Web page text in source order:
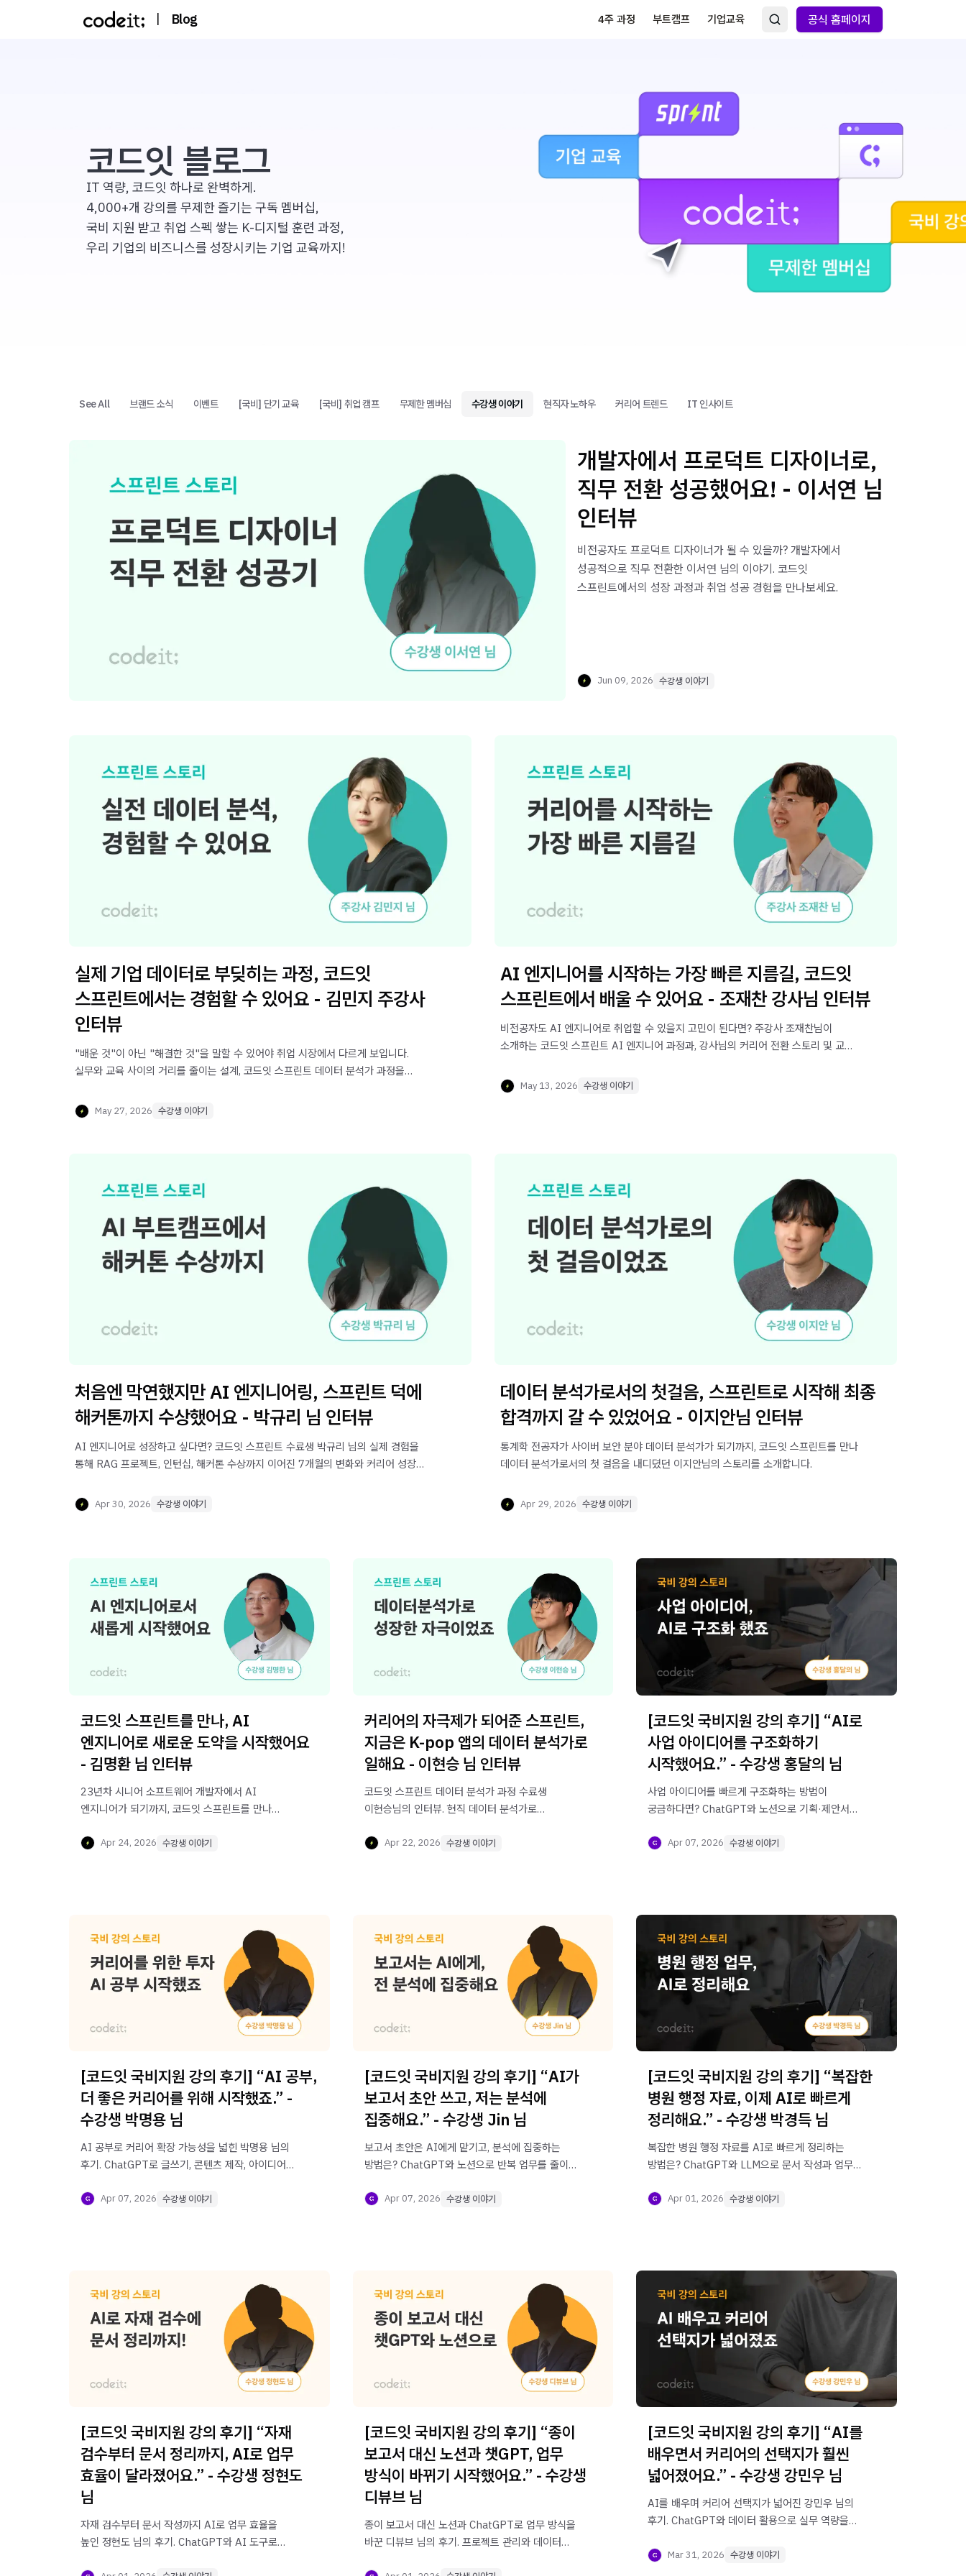
| Blog 4주 과정 부트캠프 기업교육 공식 홈페이지
코드잇 블로그
IT 역량, 코드잇 하나로 완벽하게.
4,000+개 강의를 무제한 즐기는 구독 멤버십,
국비 지원 받고 취업 스펙 쌓는 K-디지털 훈련 과정,
우리 기업의 비즈니스를 성장시키는 기업 교육까지!
See All 브랜드 소식 이벤트 [국비] 단기 교육 [국비] 취업 캠프 무제한 멤버십 수강생 이야기 현직자 노하우 커리어 트렌드 IT 인사이트
개발자에서 프로덕트 디자이너로,
직무 전환 성공했어요! - 이서연 님
인터뷰
비전공자도 프로덕트 디자이너가 될 수 있을까? 개발자에서
성공적으로 직무 전환한 이서연 님의 이야기. 코드잇
스프린트에서의 성장 과정과 취업 성공 경험을 만나보세요.
Jun 09, 2026 수강생 이야기
실제 기업 데이터로 부딪히는 과정, 코드잇
스프린트에서는 경험할 수 있어요 - 김민지 주강사
인터뷰
"배운 것"이 아닌 "해결한 것"을 말할 수 있어야 취업 시장에서 다르게 보입니다.
실무와 교육 사이의 거리를 줄이는 설계, 코드잇 스프린트 데이터 분석가 과정을
May 27, 2026 수강생 이야기
AI 엔지니어를 시작하는 가장 빠른 지름길, 코드잇
스프린트에서 배울 수 있어요 - 조재찬 강사님 인터뷰
비전공자도 AI 엔지니어로 취업할 수 있을지 고민이 된다면? 주강사 조재찬님이
소개하는 코드잇 스프린트 AI 엔지니어 과정과, 강사님의 커리어 전환 스토리 및 교육
May 13, 2026 수강생 이야기
처음엔 막연했지만 AI 엔지니어링, 스프린트 덕에
해커톤까지 수상했어요 - 박규리 님 인터뷰
AI 엔지니어로 성장하고 싶다면? 코드잇 스프린트 수료생 박규리 님의 실제 경험을
통해 RAG 프로젝트, 인턴십, 해커톤 수상까지 이어진 7개월의 변화와 커리어 성장
Apr 30, 2026 수강생 이야기
데이터 분석가로서의 첫걸음, 스프린트로 시작해 최종
합격까지 갈 수 있었어요 - 이지안님 인터뷰
통계학 전공자가 사이버 보안 분야 데이터 분석가가 되기까지, 코드잇 스프린트를 만나
데이터 분석가로서의 첫 걸음을 내디뎠던 이지안님의 스토리를 소개합니다.
Apr 29, 2026 수강생 이야기
코드잇 스프린트를 만나, AI
엔지니어로 새로운 도약을 시작했어요
- 김명환 님 인터뷰
23년차 시니어 소프트웨어 개발자에서 AI
엔지니어가 되기까지, 코드잇 스프린트를 만나
소개합니다.
Apr 24, 2026 수강생 이야기
커리어의 자극제가 되어준 스프린트,
지금은 K-pop 앱의 데이터 분석가로
일해요 - 이현승 님 인터뷰
코드잇 스프린트 데이터 분석가 과정 수료생
이현승님의 인터뷰. 현직 데이터 분석가로
경험을 담았습니다.
Apr 22, 2026 수강생 이야기
[코드잇 국비지원 강의 후기] “AI로
사업 아이디어를 구조화하기
시작했어요.” - 수강생 홍달의 님
사업 아이디어를 빠르게 구조화하는 방법이
궁금하다면? ChatGPT와 노션으로 기획·제안서를
확인해보세요.
Apr 07, 2026 수강생 이야기
[코드잇 국비지원 강의 후기] “AI 공부,
더 좋은 커리어를 위해 시작했죠.” -
수강생 박명용 님
AI 공부로 커리어 확장 가능성을 넓힌 박명용 님의
후기. ChatGPT로 글쓰기, 콘텐츠 제작, 아이디어
Apr 07, 2026 수강생 이야기
[코드잇 국비지원 강의 후기] “AI가
보고서 초안 쓰고, 저는 분석에
집중해요.” - 수강생 Jin 님
보고서 초안은 AI에게 맡기고, 분석에 집중하는
방법은? ChatGPT와 노션으로 반복 업무를 줄이고
Apr 07, 2026 수강생 이야기
[코드잇 국비지원 강의 후기] “복잡한
병원 행정 자료, 이제 AI로 빠르게
정리해요.” - 수강생 박경득 님
복잡한 병원 행정 자료를 AI로 빠르게 정리하는
방법은? ChatGPT와 LLM으로 문서 작성과 업무
Apr 01, 2026 수강생 이야기
[코드잇 국비지원 강의 후기] “자재
검수부터 문서 정리까지, AI로 업무
효율이 달라졌어요.” - 수강생 정현도
님
자재 검수부터 문서 작성까지 AI로 업무 효율을
높인 정현도 님의 후기. ChatGPT와 AI 도구로
[코드잇 국비지원 강의 후기] “종이
보고서 대신 노션과 챗GPT, 업무
방식이 바뀌기 시작했어요.” - 수강생
디뷰브 님
종이 보고서 대신 노션과 ChatGPT로 업무 방식을
바꾼 디뷰브 님의 후기. 프로젝트 관리와 데이터
[코드잇 국비지원 강의 후기] “AI를
배우면서 커리어의 선택지가 훨씬
넓어졌어요.” - 수강생 강민우 님
AI를 배우며 커리어 선택지가 넓어진 강민우 님의
후기. ChatGPT와 데이터 활용으로 실무 역량을
확인해보세요.
Mar 31, 2026 수강생 이야기